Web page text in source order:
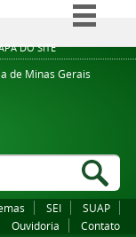
DO SITE
BR
de Minas Gerais
SEI
SUAP
Ouvidoria Contato